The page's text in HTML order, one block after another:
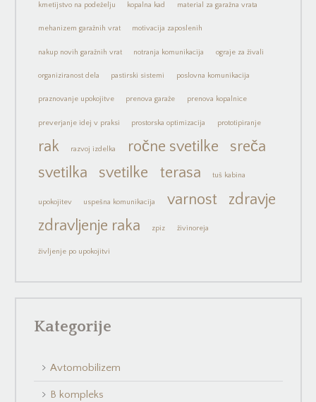
kmetijstvo na podeželju kopalna kad material za garažna vrata
mehanizem garažnih vrat motivacija zaposlenih
nakup novih garažnih vrat notranja komunikacija ograje za živali
organiziranost dela pastirski sistemi poslovna komunikacija
praznovanje upokojitve prenova garaže prenova kopalnice
preverjanje idej v praksi prostorska optimizacija prototipiranje
rak razvoj izdelka ročne svetilke
sreča
svetilka
svetilke terasa tuš kabina
upokojitev uspešna komunikacija varnost
zdravje
zdravljenje raka
zpiz živinoreja
življenje po upokojitvi
Kategorije
Avtomobilizem
B kompleks